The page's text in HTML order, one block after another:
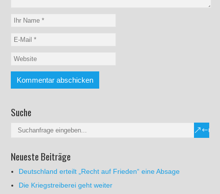
Suche
Neueste Beiträge
Deutschland erteilt „Recht auf Frieden“ eine Absage
Die Kriegstreiberei geht weiter